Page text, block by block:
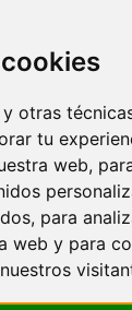
otras
tu
web,
para
web y para
compostela
vallès
pi